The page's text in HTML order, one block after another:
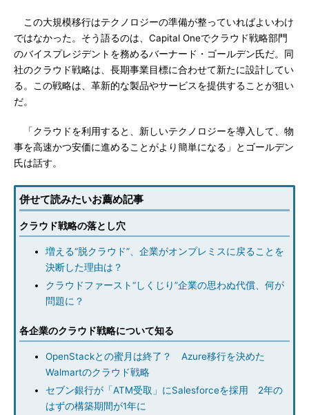
この大規模移行はテクノロジーの準備が整っていればよいわけ
ではなかった。そう語るのは、Capital Oneでクラウド戦略部門
のバイスプレジデントを務めるバーナード・ゴールデン氏だ。同
社のクラウド戦略は、長期事業目標に合わせて新たに設計してい
る。この戦略は、革新的な製品やサービスを提供することが狙い
だ。
「クラウドを利用すると、新しいテクノロジーを導入して、物
事を高速かつ安価に進めることがより簡単になる」とゴールデン
氏は話す。
併せて読みたいお薦め記事
クラウド戦略の落とし穴
増える“脱クラウド”、企業がオンプレミスに戻ることを
決断した理由は？
クラウドファースト“しくじり”企業の思わぬ代償、何が
問題に？
各企業のクラウド戦略について知る
OpenStackとの蜜月は終了？ Azure移行を決めた
Walmartのクラウド戦略
セブン銀行が「ATM受取」にSalesforceを採用 2年の
はずの構築期間が1年に